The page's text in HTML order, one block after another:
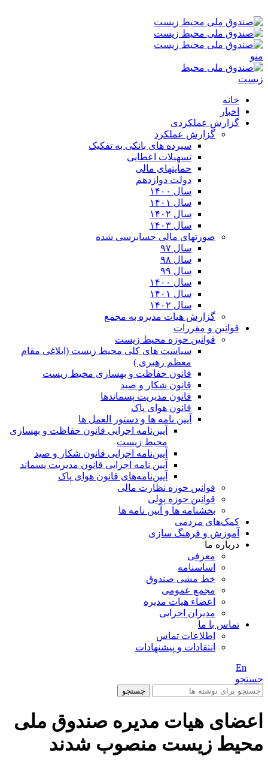
منو
خانه
اخبار
گزارش عملکردی
گزارش عملکرد
سپرده های بانکی به تفکیک
تسهیلات اعطایی
حمایتهای مالی
دولت دوازدهم
سال ۱۴۰۰
سال ۱۴۰۱
سال ۱۴۰۲
سال ۱۴۰۳
صورتهای مالی حسابرسی شده
سال ۹۷
سال ۹۸
سال ۹۹
سال ۱۴۰۰
سال ۱۴۰۱
سال ۱۴۰۲
گزارش هیات مدیره به مجمع
قوانین و مقررات
قوانین حوزه محیط زیست
ﺳﯿﺎﺳﺖ ﻫﺎی ﮐﻠﯽ ﻣﺤﯿﻂ زﯾﺴﺖ (ابلاغی مقام
معظم رهبری )
قانون حفاظت و بهسازی محیط زیست
قانون شکار و صید
قانون مدیریت پسماندها
قانون هوای پاک
آیین نامه ها و دستور العمل ها
آیین‌نامه اجرایی قانون حفاظت و بهسازی
محیط زیست
آیین‌نامه اجرایی قانون شکار و صید
آیین نامه اجرایی قانون مدیریت پسماند
آیین‌نامه‌های قانون هوای پاک
قوانین حوزه نظارت مالی
قوانین حوزه پولی
بخشنامه ها و آیین نامه ها
کمک‌های مردمی
آموزش و فرهنگ سازی
درباره ما
معرفی
اساسنامه
خط مشی صندوق
مجمع عمومی
اعضاء هیات مدیره
مدیران اجرایی
تماس با ما
اطلاعات تماس
انتقادات و پیشنهادات
En
جستجو
جستجو
اعضای هیات مدیره صندوق ملی
محیط زیست منصوب شدند